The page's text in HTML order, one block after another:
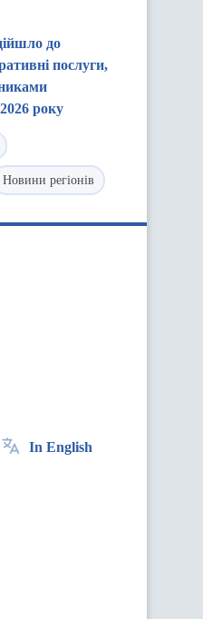
до
послуги,
року
Новини регіонів
In English